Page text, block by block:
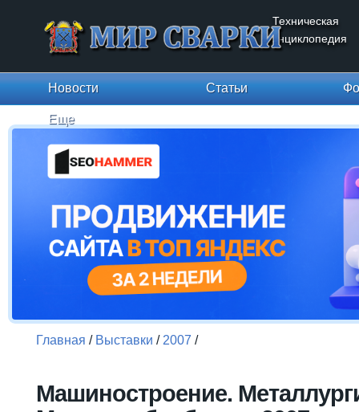
Техническая
энциклопедия
Новости Статьи
Еще
Главная / Выставки / 2007 /
Машиностроение.